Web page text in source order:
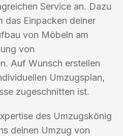
Service an. Dazu
das Einpacken deiner
von Möbeln am
von
Auf Wunsch erstellen
Umzugsplan,
zugeschnitten ist.
des Umzugskönig
deinen Umzug von